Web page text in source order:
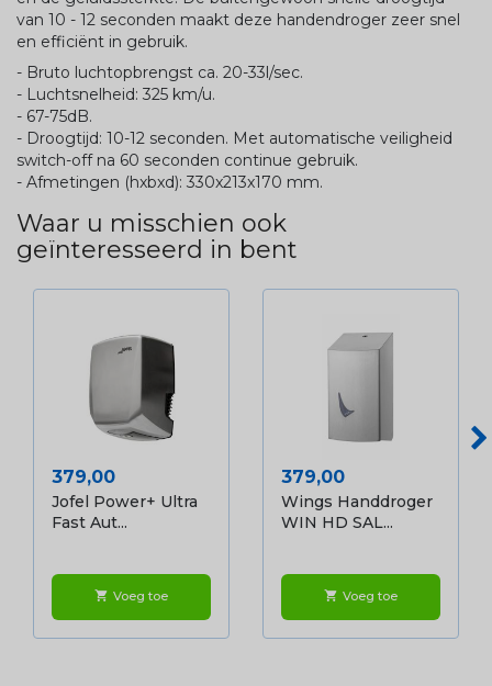
van 10 - 12 seconden maakt deze handendroger zeer snel
en efficiënt in gebruik.
- Bruto luchtopbrengst ca. 20-33l/sec.
- Luchtsnelheid: 325 km/u.
- 67-75dB.
- Droogtijd: 10-12 seconden. Met automatische veiligheid
switch-off na 60 seconden continue gebruik.
- Afmetingen (hxbxd): 330x213x170 mm.
Waar u misschien ook
geïnteresseerd in bent
Prijs
379,00
Jofel Power+ Ultra
Fast Aut...
shopping_cart Voeg toe
Prijs
379,00
Wings Handdroger
WIN HD SAL...
shopping_cart Voeg toe